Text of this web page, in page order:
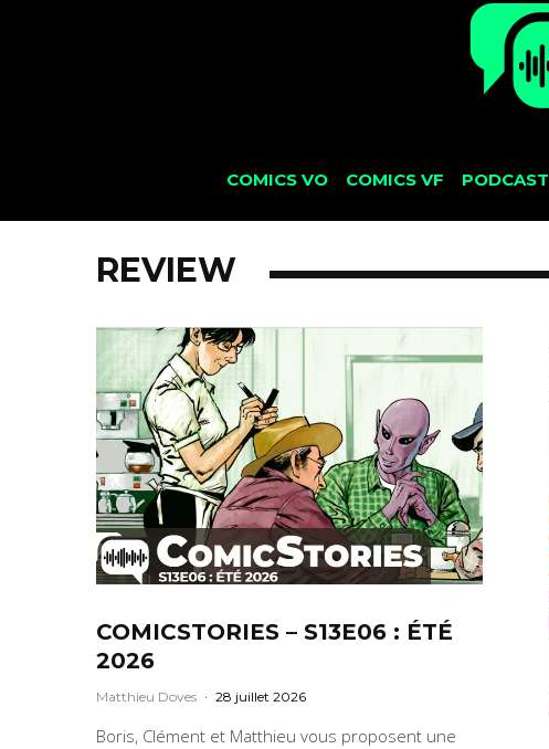
COMICS VO COMICS VF PODCAST
REVIEW
COMICSTORIES – S13E06 : ÉTÉ
2026
Matthieu Doves · 28 juillet 2026
Boris, Clément et Matthieu vous proposent une